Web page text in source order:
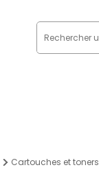
Cartouches et toners